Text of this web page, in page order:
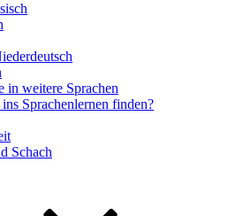
in weitere Sprachen
Sprachenlernen finden?
Schach